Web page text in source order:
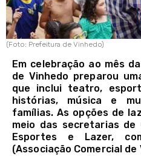
(Foto: Prefeitura de Vinhedo)
Em celebração ao mês
de Vinhedo preparou
que inclui teatro,
histórias, música e
famílias. As opções de
meio das secretarias
Esportes e Lazer,
(Associação Comercial de